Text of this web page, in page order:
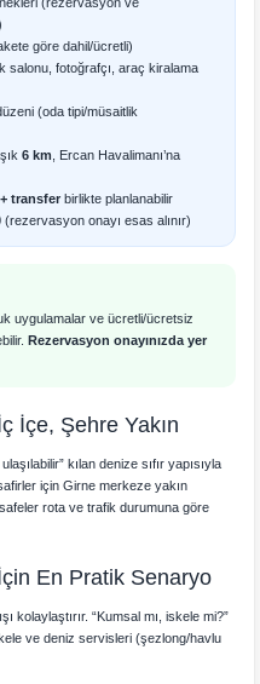
göre dahil/ücretli)
salonu, fotoğrafçı, araç kiralama
(oda tipi/müsaitlik
6 km
, Ercan Havalimanı’na
transfer birlikte planlanabilir
(rezervasyon onayı esas alınır)
uygulamalar ve ücretli/ücretsiz
Rezervasyon onayınızda yer
İçe, Şehre Yakın
kılan denize sıfır yapısıyla
için Girne merkeze yakın
rota ve trafik durumuna göre
En Pratik Senaryo
kolaylaştırır. “Kumsal mı, iskele mi?”
ve deniz servisleri (şezlong/havlu